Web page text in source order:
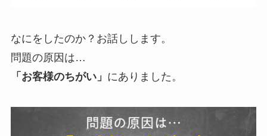
なにをしたのか？お話しします。
問題の原因は…
「お客様のちがい」 にありました。